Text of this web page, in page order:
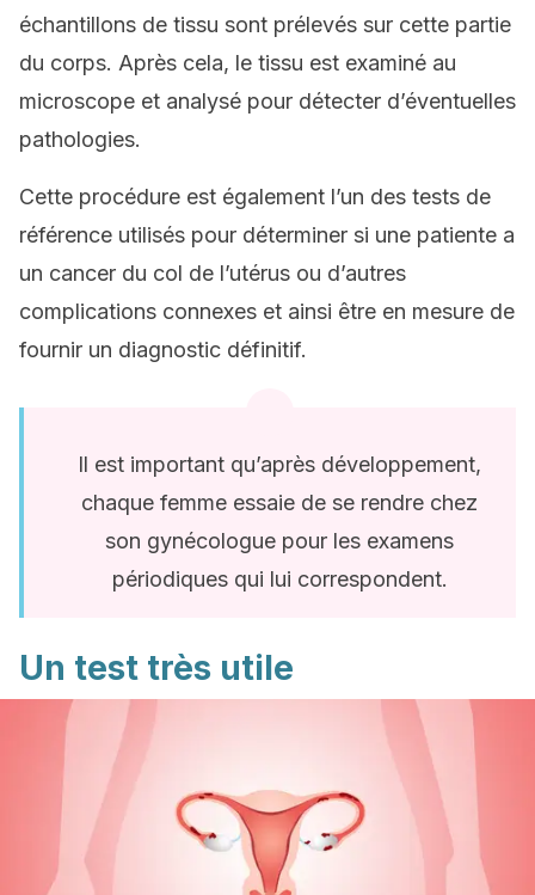
échantillons de tissu sont prélevés sur cette partie
du corps. Après cela, le tissu est examiné au
microscope et analysé pour détecter d’éventuelles
pathologies.
Cette procédure est également l’un des tests de
référence utilisés pour déterminer si une patiente a
un cancer du col de l’utérus ou d’autres
complications connexes et ainsi être en mesure de
fournir un diagnostic définitif.
Il est important qu’après développement,
chaque femme essaie de se rendre chez
son gynécologue pour les examens
périodiques qui lui correspondent.
Un test très utile